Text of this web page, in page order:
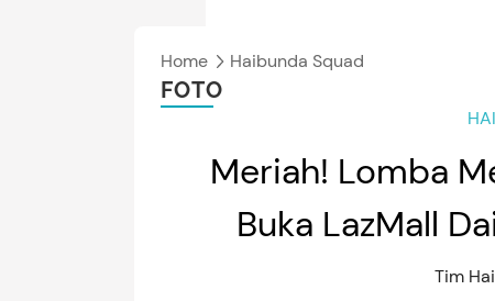
Home Haibunda Squad
FOTO
Meriah! Lomba
Buka LazMall
Tim